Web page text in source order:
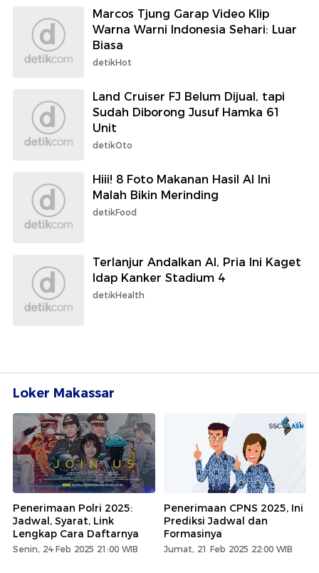
Marcos Tjung Garap Video Klip
Warna Warni Indonesia Sehari: Luar
Biasa
detikHot
Land Cruiser FJ Belum Dijual, tapi
Sudah Diborong Jusuf Hamka 61
Unit
detikOto
Hiii! 8 Foto Makanan Hasil AI Ini
Malah Bikin Merinding
detikFood
Terlanjur Andalkan AI, Pria Ini Kaget
Idap Kanker Stadium 4
detikHealth
Loker Makassar
Penerimaan Polri 2025:
Jadwal, Syarat, Link
Lengkap Cara Daftarnya
Senin, 24 Feb 2025 21:00 WIB
Penerimaan CPNS 2025, Ini
Prediksi Jadwal dan
Formasinya
Jumat, 21 Feb 2025 22:00 WIB